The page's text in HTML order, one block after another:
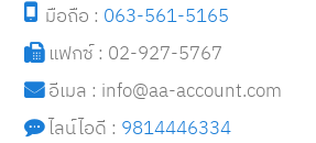
มือถือ : 063-561-5165
แฟกซ์ : 02-927-5767
อีเมล : info@aa-account.com
ไลน์ไอดี : 9814446334